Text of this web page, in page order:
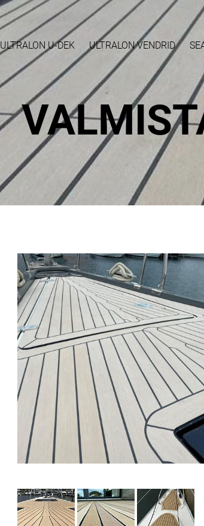
ULTRALON U-DEK ULTRALON VENDRID